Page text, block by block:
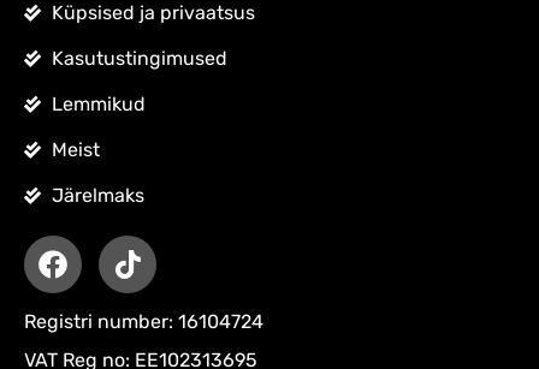
Küpsised ja privaatsus
Kasutustingimused
Lemmikud
Meist
Järelmaks
Registri number: 16104724
VAT Reg no: EE102313695